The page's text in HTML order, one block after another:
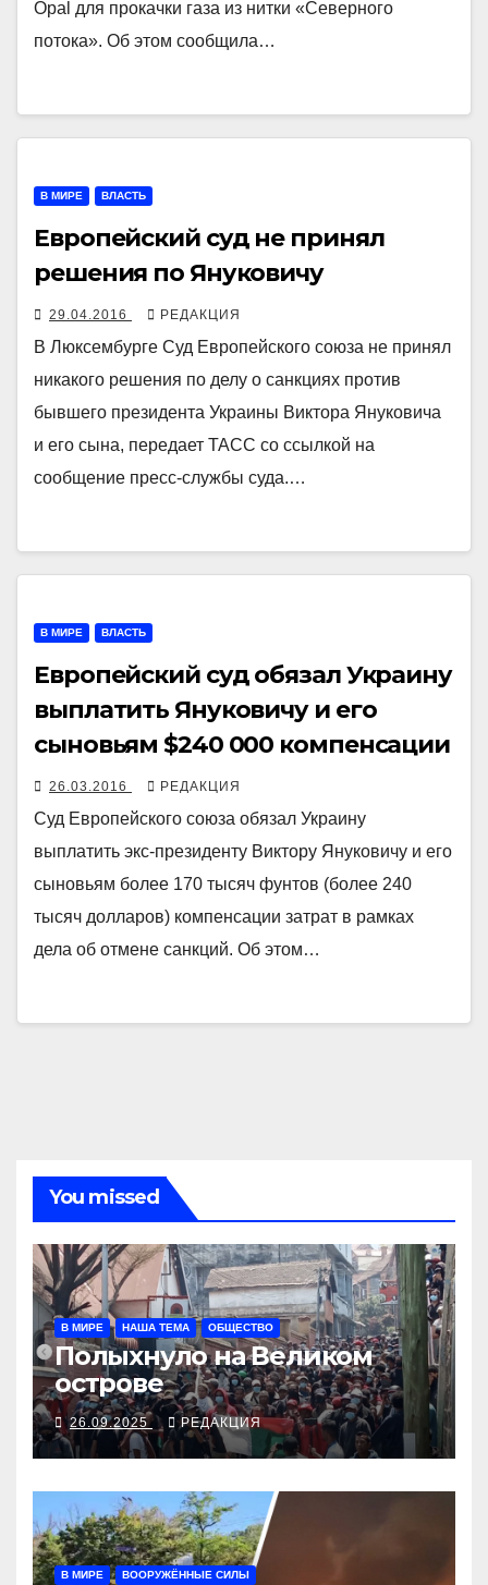
Opal для прокачки газа из нитки «Северного
потока». Об этом сообщила…
В МИРЕ ВЛАСТЬ
Европейский суд не принял
решения по Януковичу
29.04.2016 РЕДАКЦИЯ
В Люксембурге Суд Европейского союза не принял
никакого решения по делу о санкциях против
бывшего президента Украины Виктора Януковича
и его сына, передает ТАСС со ссылкой на
сообщение пресс-службы суда.…
В МИРЕ ВЛАСТЬ
Европейский суд обязал Украину
выплатить Януковичу и его
сыновьям $240 000 компенсации
26.03.2016 РЕДАКЦИЯ
Суд Европейского союза обязал Украину
выплатить экс-президенту Виктору Януковичу и его
сыновьям более 170 тысяч фунтов (более 240
тысяч долларов) компенсации затрат в рамках
дела об отмене санкций. Об этом…
You missed
В МИРЕ НАША ТЕМА ОБЩЕСТВО
Полыхнуло на Великом
острове
26.09.2025 РЕДАКЦИЯ
В МИРЕ ВООРУЖЁННЫЕ СИЛЫ